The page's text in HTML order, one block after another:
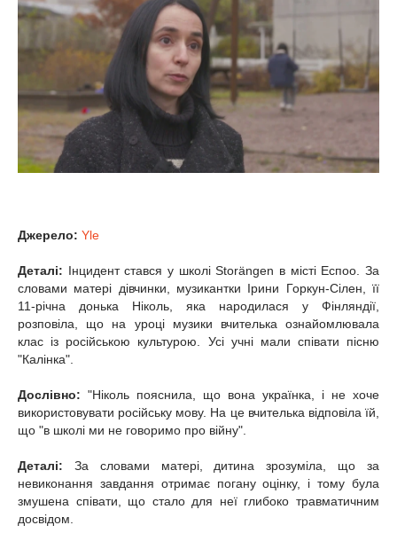
Джерело: Yle
Деталі: Інцидент стався у школі Storängen в місті Еспоо. За
словами матері дівчинки, музикантки Ірини Горкун-Сілен, її
11-річна донька Ніколь, яка народилася у Фінляндії,
розповіла, що на уроці музики вчителька ознайомлювала
клас із російською культурою. Усі учні мали співати пісню
"Калінка".
Дослівно: "Ніколь пояснила, що вона українка, і не хоче
використовувати російську мову. На це вчителька відповіла їй,
що "в школі ми не говоримо про війну".
Деталі:
За словами матері, дитина зрозуміла, що за
невиконання завдання отримає погану оцінку, і тому була
змушена співати, що стало для неї глибоко травматичним
досвідом.